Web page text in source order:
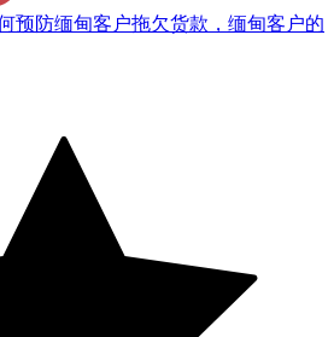
预防缅甸客户拖欠货款，缅甸客户的